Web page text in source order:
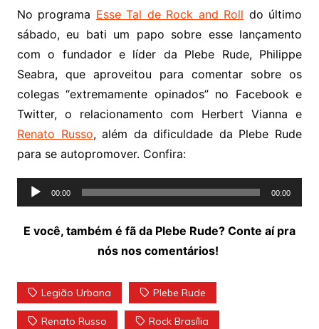
No programa Esse Tal de Rock and Roll do último
sábado, eu bati um papo sobre esse lançamento
com o fundador e líder da Plebe Rude, Philippe
Seabra, que aproveitou para comentar sobre os
colegas “extremamente opinados” no Facebook e
Twitter, o relacionamento com Herbert Vianna e
Renato Russo, além da dificuldade da Plebe Rude
para se autopromover. Confira:
Tocador
de
áudio
00:00 00:00
E você, também é fã da Plebe Rude? Conte aí pra
nós nos comentários!
Legião Urbana Plebe Rude
Renato Russo Rock Brasília